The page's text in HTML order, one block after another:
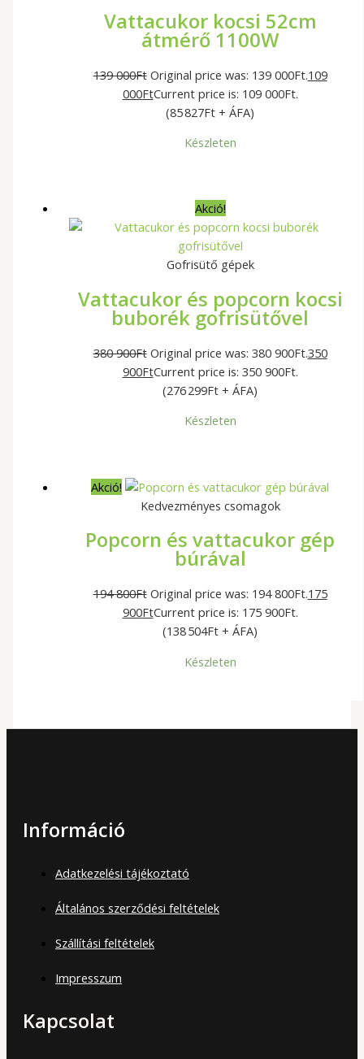
Vattacukor kocsi 52cm
átmérő 1100W
139 000Ft Original price was: 139 000Ft.109
000FtCurrent price is: 109 000Ft.
(85 827Ft + ÁFA)
Készleten
Akció!
Gofrisütő gépek
Vattacukor és popcorn kocsi
buborék gofrisütővel
380 900Ft Original price was: 380 900Ft.350
900FtCurrent price is: 350 900Ft.
(276 299Ft + ÁFA)
Készleten
Akció!
Kedvezményes csomagok
Popcorn és vattacukor gép
búrával
194 800Ft Original price was: 194 800Ft.175
900FtCurrent price is: 175 900Ft.
(138 504Ft + ÁFA)
Készleten
Információ
Adatkezelési tájékoztató
Általános szerződési feltételek
Szállítási feltételek
Impresszum
Kapcsolat